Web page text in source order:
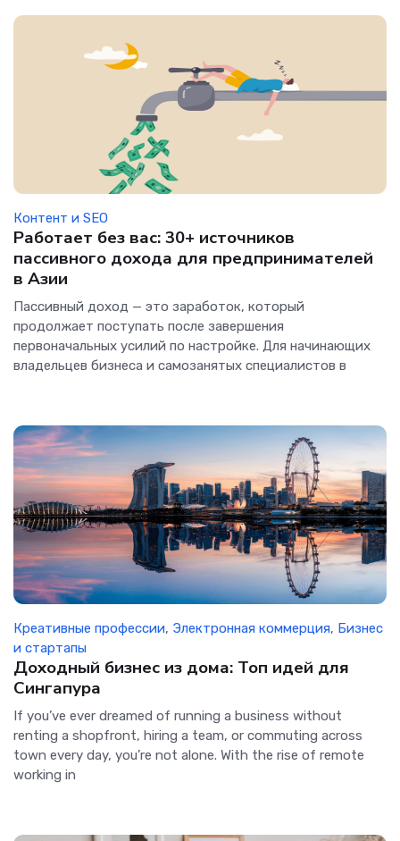
Контент и SEO
Работает без вас: 30+ источников
пассивного дохода для предпринимателей
в Азии
Пассивный доход — это заработок, который
продолжает поступать после завершения
первоначальных усилий по настройке. Для начинающих
владельцев бизнеса и самозанятых специалистов в
Креативные профессии, Электронная коммерция, Бизнес
и стартапы
Доходный бизнес из дома: Топ идей для
Сингапура
If you’ve ever dreamed of running a business without
renting a shopfront, hiring a team, or commuting across
town every day, you’re not alone. With the rise of remote
working in